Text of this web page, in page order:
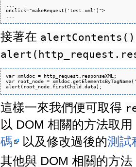
onclick="makeRequest('test.xml')">
接著在 alertContents()
var xmldoc = http_request.responseXML;
var root_node =
這樣一來我們便可取得
以 DOM 相關的方法取
碼 以及修改過後的測試
其他與 DOM 相關的方